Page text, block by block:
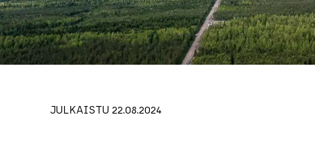
JULKAISTU 22.08.2024